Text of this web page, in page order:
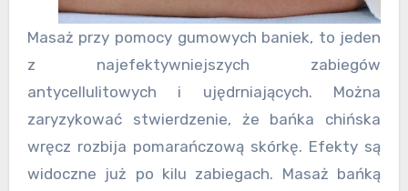
Masaż przy pomocy gumowych baniek, to jeden
z najefektywniejszych zabiegów
antycellulitowych i ujędrniających. Można
zaryzykować stwierdzenie, że bańka chińska
wręcz rozbija pomarańczową skórkę. Efekty są
widoczne już po kilu zabiegach. Masaż bańką